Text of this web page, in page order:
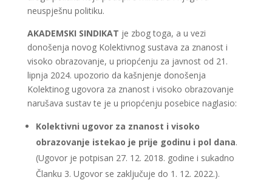
neuspješnu politiku.
AKADEMSKI SINDIKAT je zbog toga, a u vezi
donošenja novog Kolektivnog sustava za znanost i
visoko obrazovanje, u priopćenju za javnost od 21.
lipnja 2024. upozorio da kašnjenje donošenja
Kolektinog ugovora za znanost i visoko obrazovanje
narušava sustav te je u priopćenju posebice naglasio:
Kolektivni ugovor za znanost i visoko
obrazovanje istekao je prije godinu i pol dana.
(Ugovor je potpisan 27. 12. 2018. godine i sukadno
Članku 3. Ugovor se zaključuje do 1. 12. 2022.).